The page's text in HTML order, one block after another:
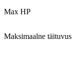
Max HP
Maksimaalne täituvus